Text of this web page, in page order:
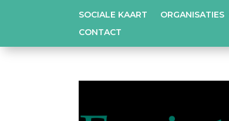
SOCIALE KAART
ORGANISATIES
CONTACT